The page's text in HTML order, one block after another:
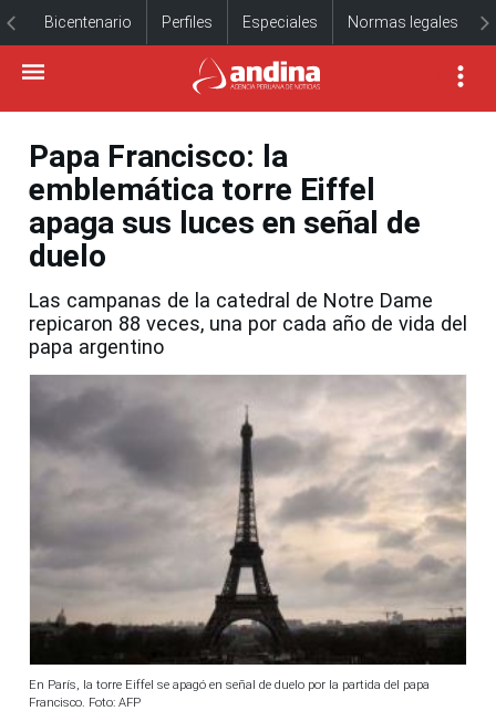
Bicentenario Perfiles Especiales Normas legales
Papa Francisco: la
emblemática torre Eiffel
apaga sus luces en señal de
duelo
Las campanas de la catedral de Notre Dame
repicaron 88 veces, una por cada año de vida del
papa argentino
En París, la torre Eiffel se apagó en señal de duelo por la partida del papa
Francisco. Foto: AFP